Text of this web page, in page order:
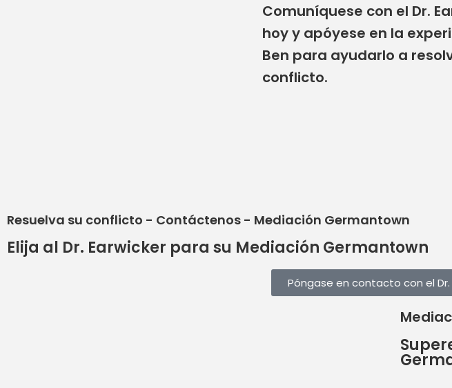
Comuníquese con el Dr.
hoy y apóyese en la
Ben para ayudarlo a
conflicto.
Resuelva su conflicto - Contáctenos - Mediación Germantown
Elija al Dr. Earwicker para su Mediación Germantown
Póngase en contacto con el Dr.